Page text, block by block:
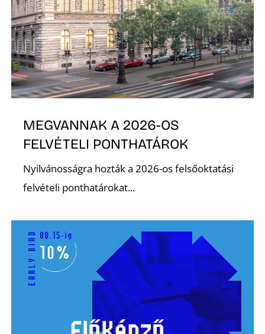
MEGVANNAK A 2026-OS
FELVÉTELI PONTHATÁROK
Nyilvánosságra hozták a 2026-os felsőoktatási
felvételi ponthatárokat...